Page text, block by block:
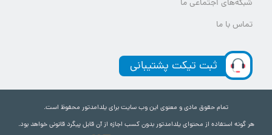
شبکه‌های اجتماعی ما
تماس با ما
ثبت تیکت پشتیبانی
تمام حقوق مادی و معنوی این وب سایت برای یلدامدتور محفوظ است.
هر گونه استفاده از محتوای یلدامدتور بدون کسب اجازه از آن قابل پیگرد قانونی خواهد بود.